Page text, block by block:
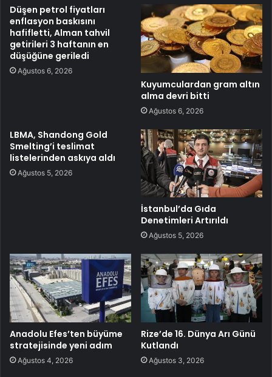
Düşen petrol fiyatları
enflasyon baskısını
hafifletti, Alman tahvil
getirileri 3 haftanın en
düşüğüne geriledi
Ağustos 6, 2026
Kuyumculardan gram altın
alma devri bitti
Ağustos 6, 2026
LBMA, Shandong Gold
Smelting’i teslimat
listelerinden askıya aldı
Ağustos 5, 2026
İstanbul’da Gıda
Denetimleri Artırıldı
Ağustos 5, 2026
Anadolu Efes’ten büyüme
stratejisinde yeni adım
Ağustos 4, 2026
Rize’de 16. Dünya Arı Günü
Kutlandı
Ağustos 3, 2026